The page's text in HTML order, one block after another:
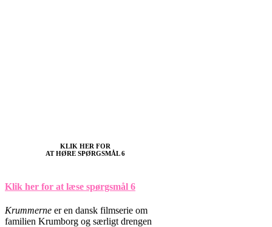
KLIK HER FOR
AT HØRE SPØRGSMÅL 6
Klik her for at læse spørgsmål 6
Krummerne er en dansk filmserie om
familien Krumborg og særligt drengen